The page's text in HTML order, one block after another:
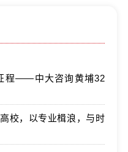
程——中大咨询黄埔32
校，以专业楫浪，与时